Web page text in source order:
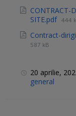
CONTRACT-
SITE.pdf 444
Contract-
587 kB
20 aprilie,
general